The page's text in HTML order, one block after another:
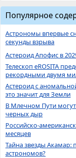
Популярное
Астрономы впервые
секунды взрыва
Астероид Апофис в
Телескоп eROSITA
рекордными двумя
Астероид с
это значит для Земли
В Млечном Пути
черных дыр
Российско-
месяцев
Тайна звезды Акамар:
астрономов?